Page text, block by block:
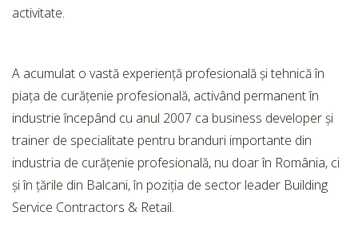
activitate.
A acumulat o vastă experiență profesională și tehnică în
piața de curățenie profesională, activând permanent în
industrie începând cu anul 2007 ca business developer și
trainer de specialitate pentru branduri importante din
industria de curățenie profesională, nu doar în România, ci
și în țările din Balcani, în poziția de sector leader Building
Service Contractors & Retail.